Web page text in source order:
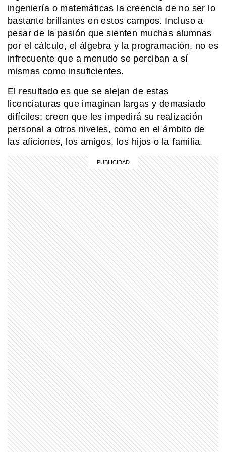
ingeniería o matemáticas la creencia de no ser lo
bastante brillantes en estos campos. Incluso a
pesar de la pasión que sienten muchas alumnas
por el cálculo, el álgebra y la programación, no es
infrecuente que a menudo se perciban a sí
mismas como insuficientes.
El resultado es que se alejan de estas
licenciaturas que imaginan largas y demasiado
difíciles; creen que les impedirá su realización
personal a otros niveles, como en el ámbito de
las aficiones, los amigos, los hijos o la familia.
MI PAIS
Pibe, bondi, guita: así sigue vivo el
lunfardo en Argentina
Conocé el nombre completo de
Manuel Belgrano
MI PAIS
La historia de Cosquín Rock: el
festival que cambió la música
argentina
MI PAIS
Luis Federico Leloir, el Premio Nobel
que inventó la salsa golf en Mar del
Plata
MI PAIS
Conocé el nombre completo de
Manuel Belgrano
SABER MAS
Una banana pegada en la pared: la
obra de arte que se vendió por 6
millones de dólares
MI PAIS
¿Cuándo y dónde nació José de San
Martín?
COMUNIDAD EDUCATIVA
Crianza 2.0: la literatura infantil y
cómo fomentarla en las casas y
escuelas